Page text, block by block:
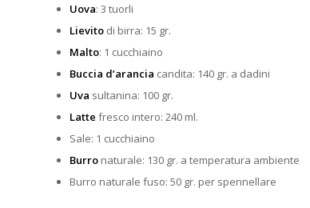
Uova: 3 tuorli
Lievito di birra: 15 gr.
Malto: 1 cucchiaino
Buccia d’arancia candita: 140 gr. a dadini
Uva sultanina: 100 gr.
Latte fresco intero: 240 ml.
Sale: 1 cucchiaino
Burro naturale: 130 gr. a temperatura ambiente
Burro naturale fuso: 50 gr. per spennellare